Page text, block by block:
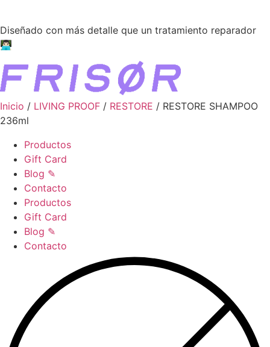
contenido
Diseñado con más detalle que un tratamiento reparador
👨🏻‍💻
Inicio / LIVING PROOF / RESTORE / RESTORE SHAMPOO
236ml
Productos
Gift Card
Blog ✎
Contacto
Productos
Gift Card
Blog ✎
Contacto